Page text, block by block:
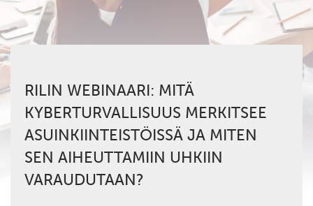
RILIN WEBINAARI: MITÄ
KYBERTURVALLISUUS MERKITSEE
ASUINKIINTEISTÖISSÄ JA MITEN
SEN AIHEUTTAMIIN UHKIIN
VARAUDUTAAN?